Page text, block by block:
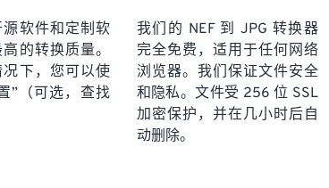
软件和定制软
的转换质量。
下，您可以使
”（可选，查找
我们的 NEF 到 JPG 转换器
完全免费，适用于任何网络
浏览器。我们保证文件安全
和隐私。文件受 256 位 SSL
加密保护，并在几小时后自
动删除。